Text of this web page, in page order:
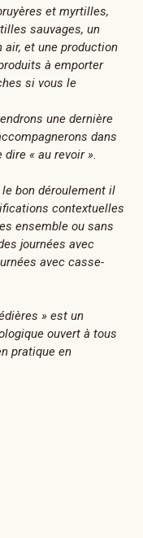
et myrtilles,
sauvages, un
et une production
à emporter
si vous le
une dernière
dans
« au revoir ».
bon déroulement il
contextuelles
ensemble ou sans
journées avec
avec casse-
» est un
ouvert à tous
pratique en